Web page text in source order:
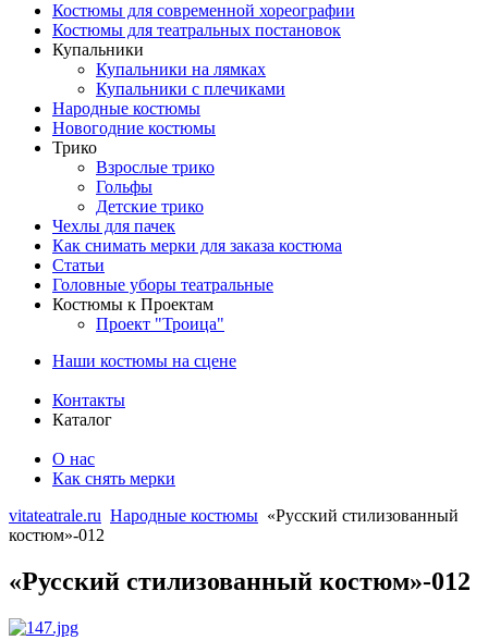
Костюмы для современной хореографии
Костюмы для театральных постановок
Купальники
Купальники на лямках
Купальники с плечиками
Народные костюмы
Новогодние костюмы
Трико
Взрослые трико
Гольфы
Детские трико
Чехлы для пачек
Как снимать мерки для заказа костюма
Статьи
Головные уборы театральные
Костюмы к Проектам
Проект "Троица"
Наши костюмы на сцене
Контакты
Каталог
О нас
Как снять мерки
vitateatrale.ru Народные костюмы «Русский стилизованный
костюм»-012
«Русский стилизованный костюм»-012